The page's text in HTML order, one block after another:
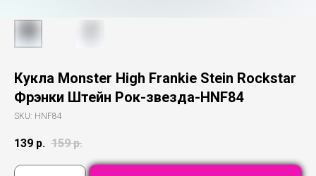
Кукла Monster High Frankie Stein Rockstar
Фрэнки Штейн Рок-звезда-HNF84
SKU: HNF84
139 р. 159 р.